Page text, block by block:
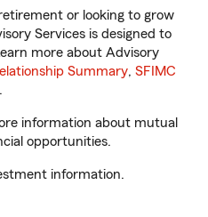
or looking to grow
Services is designed to
more about Advisory
Summary, SFIMC
.
information about mutual
opportunities.
information.